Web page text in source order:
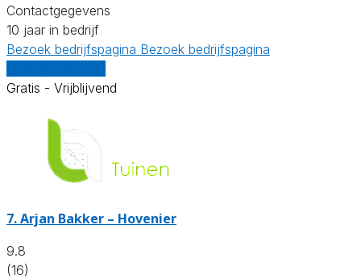
Contactgegevens
10 jaar in bedrijf
Bezoek bedrijfspagina Bezoek bedrijfspagina
Gratis - Vrijblijvend
7.Arjan Bakker – Hovenier
9.8
(16)